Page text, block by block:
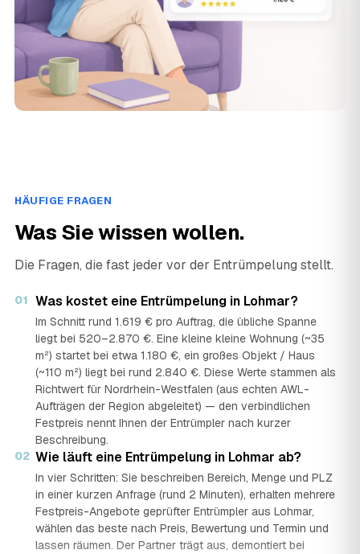
HÄUFIGE FRAGEN
Was Sie wissen wollen.
Die Fragen, die fast jeder vor der Entrümpelung stellt.
01 Was kostet eine Entrümpelung in Lohmar?
Im Schnitt rund 1.619 € pro Auftrag, die übliche Spanne
liegt bei 520–2.870 €. Eine kleine kleine Wohnung (~35
m²) startet bei etwa 1.180 €, ein großes Objekt / Haus
(~110 m²) liegt bei rund 2.840 €. Diese Werte stammen als
Richtwert für Nordrhein-Westfalen (aus echten AWL-
Aufträgen der Region abgeleitet) — den verbindlichen
Festpreis nennt Ihnen der Entrümpler nach kurzer
Beschreibung.
02 Wie läuft eine Entrümpelung in Lohmar ab?
In vier Schritten: Sie beschreiben Bereich, Menge und PLZ
in einer kurzen Anfrage (rund 2 Minuten), erhalten mehrere
Festpreis-Angebote geprüfter Entrümpler aus Lohmar,
wählen das beste nach Preis, Bewertung und Termin und
lassen räumen. Der Partner trägt aus, demontiert bei